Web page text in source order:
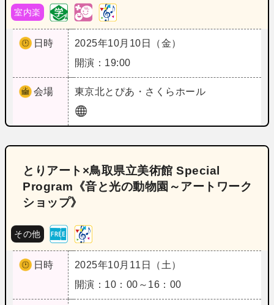
室内楽
日時
2025年10月10日（金）
開演：19:00
会場 東京北とぴあ・さくらホール
とりアート×鳥取県立美術館 Special
Program《音と光の動物園～アートワーク
ショップ》
その他
日時
2025年10月11日（土）
開演：10：00～16：00